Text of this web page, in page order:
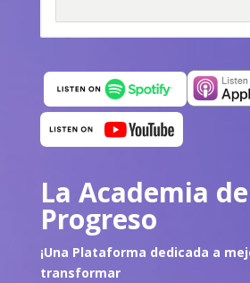
La Academia
Progreso
¡Una Plataforma dedicada a
transformar